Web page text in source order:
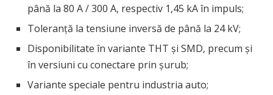
până la 80 A / 300 A, respectiv 1,45 kA în impuls;
Toleranță la tensiune inversă de până la 24 kV;
Disponibilitate în variante THT și SMD, precum și
în versiuni cu conectare prin șurub;
Variante speciale pentru industria auto;